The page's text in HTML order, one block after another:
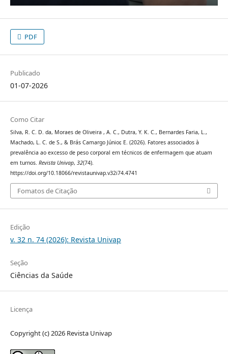
PDF
Publicado
01-07-2026
Como Citar
Silva, R. C. D. da, Moraes de Oliveira , A. C., Dutra, Y. K. C., Bernardes Faria, L.,
Machado, L. C. de S., & Brás Camargo Júnior, E. (2026). Fatores associados à
prevalência ao excesso de peso corporal em técnicos de enfermagem que atuam
em turnos. Revista Univap, 32(74).
https://doi.org/10.18066/revistaunivap.v32i74.4741
Fomatos de Citação
Edição
v. 32 n. 74 (2026): Revista Univap
Seção
Ciências da Saúde
Licença
Copyright (c) 2026 Revista Univap